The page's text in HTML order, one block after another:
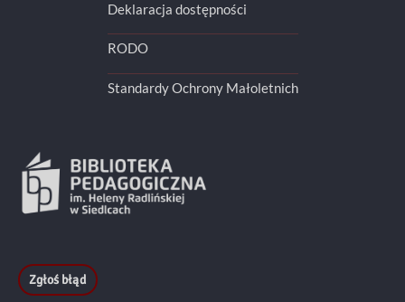
Deklaracja dostępności
RODO
Standardy Ochrony Małoletnich
Zgłoś błąd